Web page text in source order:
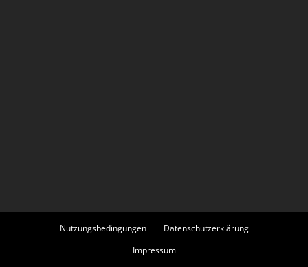
Nutzungsbedingungen
Datenschutzerklärung
Impressum